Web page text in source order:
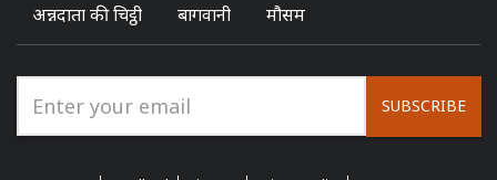
अन्नदाता की चिट्ठी बागवानी मौसम
SUBSCRIBE